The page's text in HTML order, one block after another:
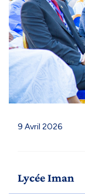
9 Avril 2026
Lycée Iman